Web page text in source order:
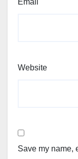
Email
Website
Save my name,